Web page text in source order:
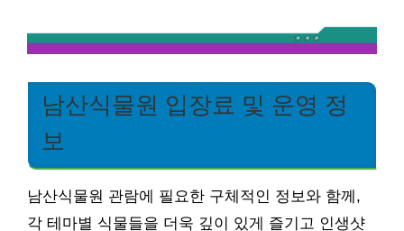
남산식물원 입장료 및 운영 정
보
남산식물원 관람에 필요한 구체적인 정보와 함께,
각 테마별 식물들을 더욱 깊이 있게 즐기고 인생샷